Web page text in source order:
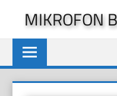
springen
MIKROFON